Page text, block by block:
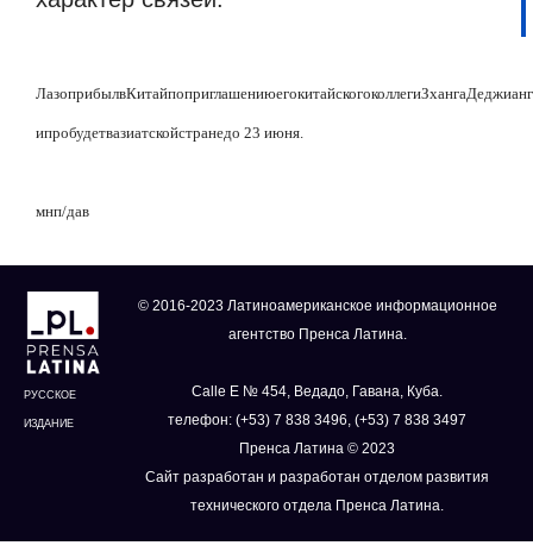
ЛазоприбылвКитайпоприглашениюегокитайскогоколлегиЗхангаДеджианг
ипробудетвазиатскойстранедо 23 июня.
мнп/дав
РУССКОЕ
ИЗДАНИЕ
© 2016-2023 Латиноамериканское информационное
агентство Пренса Латина.
Calle E № 454, Ведадо, Гавана, Куба.
телефон: (+53) 7 838 3496, (+53) 7 838 3497
Пренса Латина © 2023
Сайт разработан и разработан отделом развития
технического отдела Пренса Латина.